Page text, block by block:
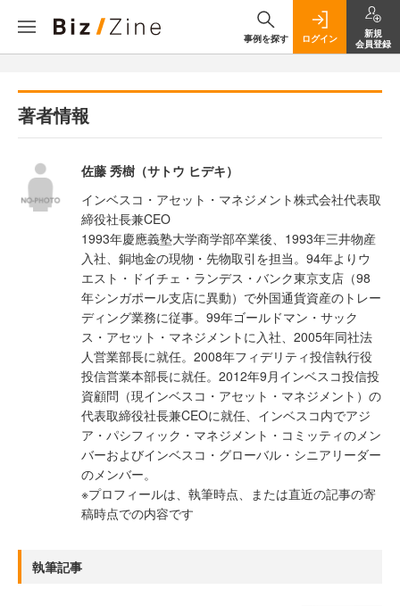
事例を探す ログイン
新規
会員登録
著者情報
佐藤 秀樹（サトウ ヒデキ）
インベスコ・アセット・マネジメント株式会社代表取
締役社長兼CEO
1993年慶應義塾大学商学部卒業後、1993年三井物産
入社、銅地金の現物・先物取引を担当。94年よりウ
エスト・ドイチェ・ランデス・バンク東京支店（98
年シンガポール支店に異動）で外国通貨資産のトレー
ディング業務に従事。99年ゴールドマン・サック
ス・アセット・マネジメントに入社、2005年同社法
人営業部長に就任。2008年フィデリティ投信執行役
投信営業本部長に就任。2012年9月インベスコ投信投
資顧問（現インベスコ・アセット・マネジメント）の
代表取締役社長兼CEOに就任、インベスコ内でアジ
ア・パシフィック・マネジメント・コミッティのメン
バーおよびインベスコ・グローバル・シニアリーダー
のメンバー。
※プロフィールは、執筆時点、または直近の記事の寄
稿時点での内容です
執筆記事